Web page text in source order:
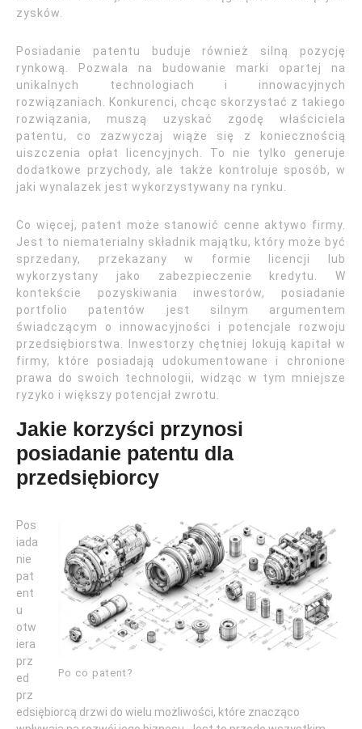
zysków.
Posiadanie patentu buduje również silną pozycję
rynkową. Pozwala na budowanie marki opartej na
unikalnych technologiach i innowacyjnych
rozwiązaniach. Konkurenci, chcąc skorzystać z takiego
rozwiązania, muszą uzyskać zgodę właściciela
patentu, co zazwyczaj wiąże się z koniecznością
uiszczenia opłat licencyjnych. To nie tylko generuje
dodatkowe przychody, ale także kontroluje sposób, w
jaki wynalazek jest wykorzystywany na rynku.
Co więcej, patent może stanowić cenne aktywo firmy.
Jest to niematerialny składnik majątku, który może być
sprzedany, przekazany w formie licencji lub
wykorzystany jako zabezpieczenie kredytu. W
kontekście pozyskiwania inwestorów, posiadanie
portfolio patentów jest silnym argumentem
świadczącym o innowacyjności i potencjale rozwoju
przedsiębiorstwa. Inwestorzy chętniej lokują kapitał w
firmy, które posiadają udokumentowane i chronione
prawa do swoich technologii, widząc w tym mniejsze
ryzyko i większy potencjał zwrotu.
Jakie korzyści przynosi
posiadanie patentu dla
przedsiębiorcy
Po co patent?
Pos
iada
nie
pat
ent
u
otw
iera
prz
ed
prz
edsiębiorcą drzwi do wielu możliwości, które znacząco